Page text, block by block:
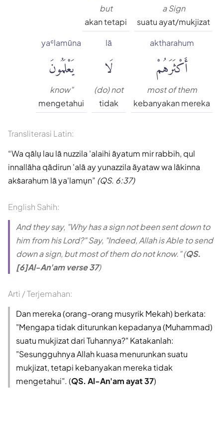
a Sign
suatu ayat/mukjizat
but
akan tetapi
aktharahum
أَكْثَرَهُمْ
most of them
kebanyakan mereka
lā
لَا
(do) not
tidak
yaʿlamūna
يَعْلَمُونَ
know"
mengetahui
Transliterasi Latin:
Wa qālụ lau lā nuzzila 'alaihi āyatum mir rabbih, qul
innallāha qādirun 'alā ay yunazzila āyataw wa lākinna
akṡarahum lā ya'lamụn (QS. 6:37)
English Sahih:
And they say, "Why has a sign not been sent down to
him from his Lord?" Say, "Indeed, Allah is Able to send
down a sign, but most of them do not know." (QS.
[6]Al-An'am verse 37)
Arti / Terjemahan:
Dan mereka (orang-orang musyrik Mekah) berkata:
"Mengapa tidak diturunkan kepadanya (Muhammad)
suatu mukjizat dari Tuhannya?" Katakanlah:
"Sesungguhnya Allah kuasa menurunkan suatu
mukjizat, tetapi kebanyakan mereka tidak
mengetahui". (QS. Al-An'am ayat 37)